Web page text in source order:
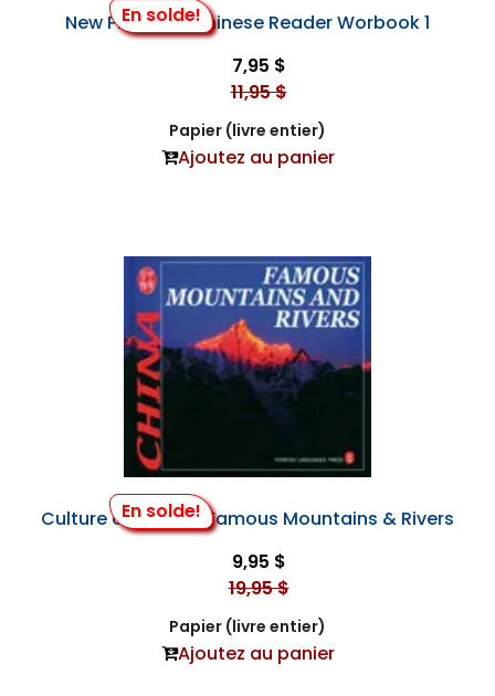
En solde!
New Practical Chinese Reader Worbook 1
7,95 $
11,95 $
Papier (livre entier)
Ajoutez au panier
En solde!
Culture of China's Famous Mountains & Rivers
9,95 $
19,95 $
Papier (livre entier)
Ajoutez au panier